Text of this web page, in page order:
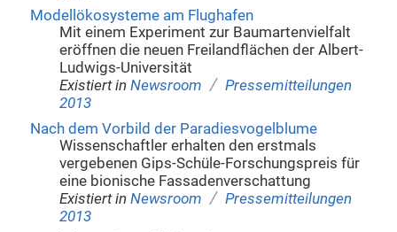
Modellökosysteme am Flughafen
Mit einem Experiment zur Baumartenvielfalt
eröffnen die neuen Freilandflächen der Albert-
Ludwigs-Universität
Existiert in Newsroom / Pressemitteilungen
2013
Nach dem Vorbild der Paradiesvogelblume
Wissenschaftler erhalten den erstmals
vergebenen Gips-Schüle-Forschungspreis für
eine bionische Fassadenverschattung
Existiert in Newsroom / Pressemitteilungen
2013